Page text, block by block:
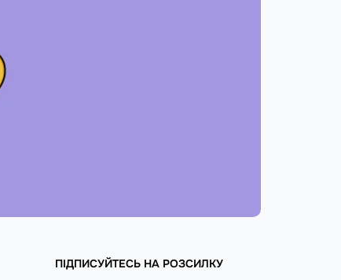
ПІДПИСУЙТЕСЬ НА РОЗСИЛКУ